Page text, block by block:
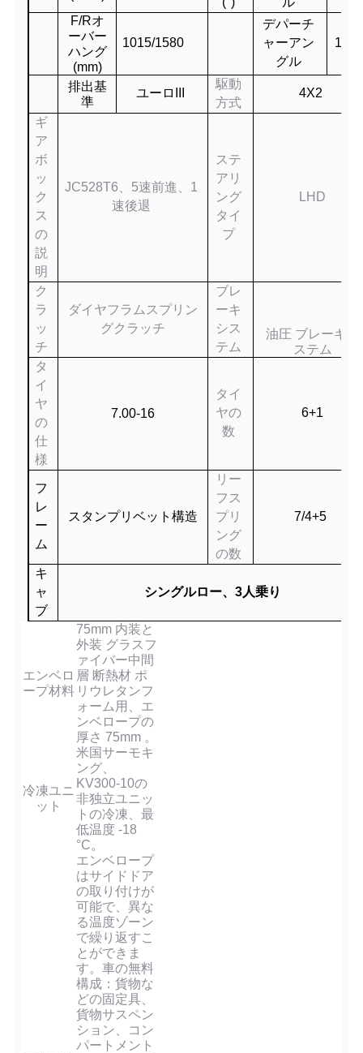
F/Rオ
ーバー
ハング
(mm)
1015/1580
デパーチ
ャーアン
グル
15.3
排出基
準
ユーロIII
駆動
方式
4X2
ギ
ア
ボ
ッ
ク
ス
の
説
明
JC528T6、5速前進、1
速後退
ステ
アリ
ング
タイ
プ
LHD
ク
ラ
ッ
チ
ダイヤフラムスプリン
グクラッチ
ブレ
ーキ
シス
テム
油圧 ブレーキシ
ステム
タ
イ
ヤ
の
仕
様
7.00-16
タイ
ヤの
数
6+1
フ
レ
ー
ム
スタンプリベット構造
リー
フス
プリ
ング
の数
7/4+5
キ
ャ
ブ
シングルロー、3人乗り
エンベロ
ープ材料
75mm 内装と
外装 グラスフ
ァイバー中間
層 断熱材 ポ
リウレタンフ
ォーム用、エ
ンベロープの
厚さ 75mm 。
冷凍ユニ
ット
米国サーモキ
ング、
KV300-10の
非独立ユニッ
トの冷凍、最
低温度 -18
°C。
エンベロープ
はサイドドア
の取り付けが
可能で、異な
る温度ゾーン
で繰り返すこ
とができま
す。車の無料
構成：貨物な
どの固定具、
貨物サスペン
ション、コン
パートメント